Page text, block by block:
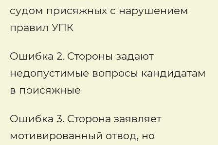
судом присяжных с нарушением
правил УПК
Ошибка 2. Стороны задают
недопустимые вопросы кандидатам
в присяжные
Ошибка 3. Сторона заявляет
мотивированный отвод, но